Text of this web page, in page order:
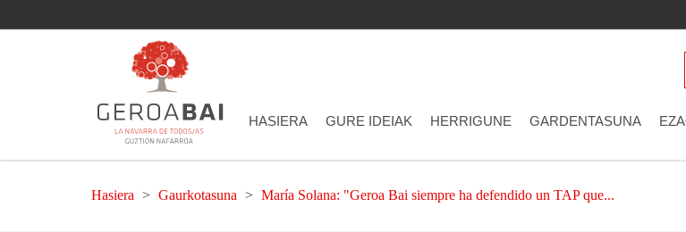
HASIERA GURE IDEIAK HERRIGUNE GARDENTASUNA
Hasiera Gaurkotasuna María Solana: "Geroa Bai siempre ha defendido un TAP que...